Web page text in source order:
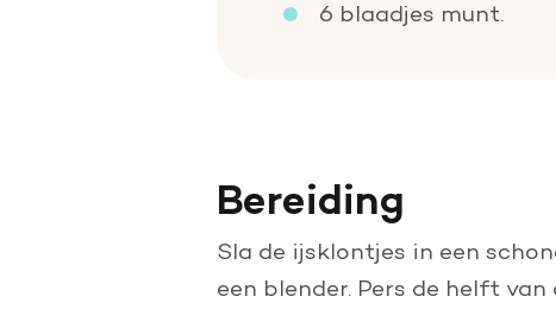
6 blaadjes munt.
Bereiding
Sla de ijsklontjes in een
een blender. Pers de helft